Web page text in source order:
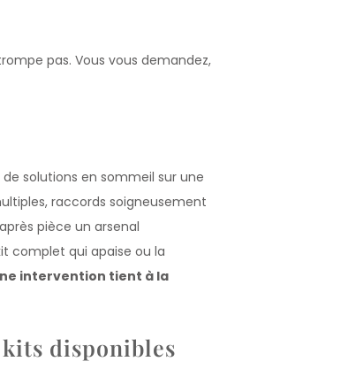
pas. Vous vous demandez,
solutions en sommeil sur une
raccords soigneusement
pièce un arsenal
complet qui apaise ou la
intervention tient à la
disponibles